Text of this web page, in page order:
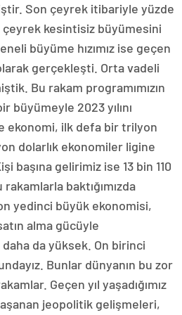
Son çeyrek itibariyle yüzde
kesintisiz büyümesini
büyüme hızımız ise geçen
gerçekleşti. Orta vadeli
Bu rakam programımızın
büyümeyle 2023 yılını
ekonomi, ilk defa bir trilyon
dolarlık ekonomiler ligine
başına gelirimiz ise 13 bin 110
baktığımızda
yedinci büyük ekonomisi,
alma gücüyle
daha da yüksek. On birinci
Bunlar dünyanın bu zor
Geçen yıl yaşadığımız
jeopolitik gelişmeleri,